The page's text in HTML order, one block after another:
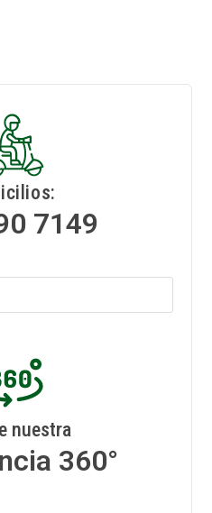
7149
nuestra
360°